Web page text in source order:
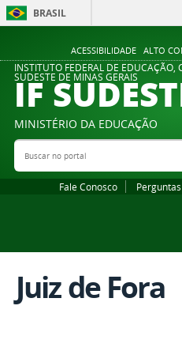
ACESSIBILIDADE ALTO
BRASIL
INSTITUTO FEDERAL DE EDUCAÇÃO,
SUDESTE DE MINAS GERAIS
IF
MINISTÉRIO DA EDUCAÇÃO
Buscar no portal
Fale Conosco
Juiz de Fora